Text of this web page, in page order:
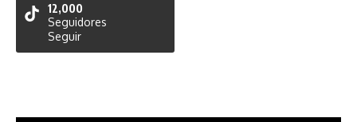
12,000
Seguidores
Seguir